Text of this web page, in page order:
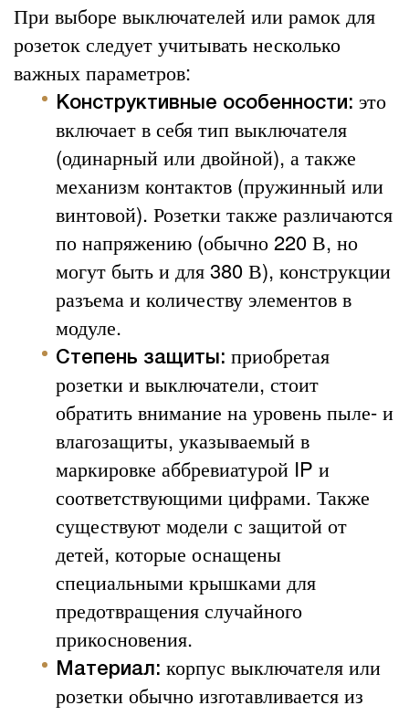
При выборе выключателей или рамок для
розеток следует учитывать несколько
важных параметров:
Конструктивные особенности: это
включает в себя тип выключателя
(одинарный или двойной), а также
механизм контактов (пружинный или
винтовой). Розетки также различаются
по напряжению (обычно 220 В, но
могут быть и для 380 В), конструкции
разъема и количеству элементов в
модуле.
Степень защиты: приобретая
розетки и выключатели, стоит
обратить внимание на уровень пыле- и
влагозащиты, указываемый в
маркировке аббревиатурой IP и
соответствующими цифрами. Также
существуют модели с защитой от
детей, которые оснащены
специальными крышками для
предотвращения случайного
прикосновения.
Материал:корпус выключателя или
розетки обычно изготавливается из